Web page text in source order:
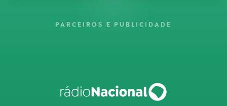
PARCEIROS E PUBLICIDADE